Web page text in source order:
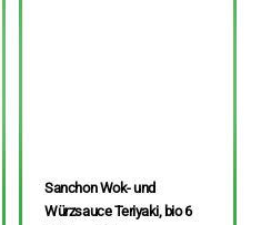
Sanchon Wok- und
Würzsauce Teriyaki, bio 6